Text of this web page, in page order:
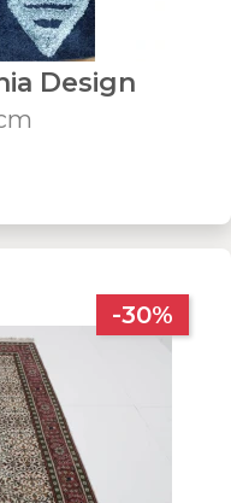
Design
-30%